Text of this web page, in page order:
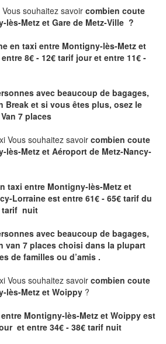
souhaitez savoir combien coute
lès-Metz et Gare de Metz-Ville ?
en taxi entre Montigny-lès-Metz et
8€ - 12€ tarif jour et entre 11€ -
avec beaucoup de bagages,
Break et si vous êtes plus, osez le
7 places
Vous souhaitez savoir combien coute
lès-Metz et Aéroport de Metz-Nancy-
taxi entre Montigny-lès-Metz et
Lorraine est entre 61€ - 65€ tarif du
tarif nuit
avec beaucoup de bagages,
van 7 places choisi dans la plupart
de familles ou d’amis .
Vous souhaitez savoir combien coute
lès-Metz et Woippy ?
Montigny-lès-Metz et Woippy est
et entre 34€ - 38€ tarif nuit